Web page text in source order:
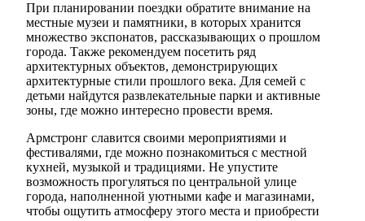
При планировании поездки обратите внимание на
местные музеи и памятники, в которых хранится
множество экспонатов, рассказывающих о прошлом
города. Также рекомендуем посетить ряд
архитектурных объектов, демонстрирующих
архитектурные стили прошлого века. Для семей с
детьми найдутся развлекательные парки и активные
зоны, где можно интересно провести время.
Армстронг славится своими мероприятиями и
фестивалями, где можно познакомиться с местной
кухней, музыкой и традициями. Не упустите
возможность прогуляться по центральной улице
города, наполненной уютными кафе и магазинами,
чтобы ощутить атмосферу этого места и приобрести